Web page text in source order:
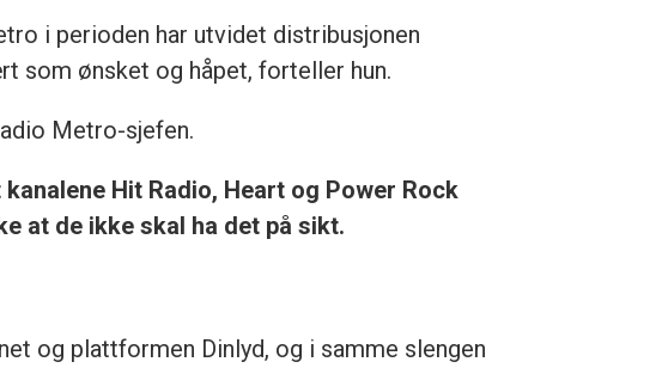
i perioden har utvidet distribusjonen
som ønsket og håpet, forteller hun.
Metro-sjefen.
Hit Radio, Heart og Power Rock
at de ikke skal ha det på sikt.
og plattformen Dinlyd, og i samme slengen